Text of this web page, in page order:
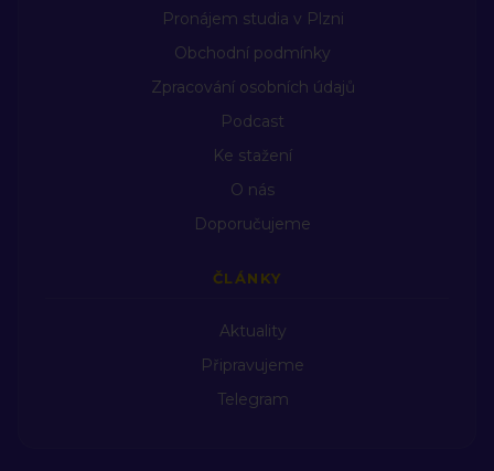
Pronájem studia v Plzni
Obchodní podmínky
Zpracování osobních údajů
Podcast
Ke stažení
O nás
Doporučujeme
ČLÁNKY
Aktuality
Připravujeme
Telegram